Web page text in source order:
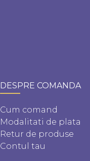
DESPRE COMANDA
Cum comand
Modalitati de plata
Retur de produse
Contul tau